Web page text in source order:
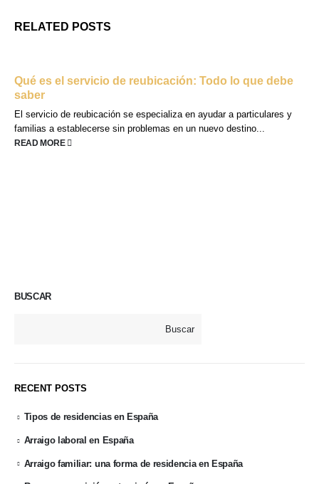
RELATED POSTS
Qué es el servicio de reubicación: Todo lo que debe
saber
El servicio de reubicación se especializa en ayudar a particulares y
familias a establecerse sin problemas en un nuevo destino...
READ MORE
BUSCAR
Buscar
RECENT POSTS
Tipos de residencias en España
Arraigo laboral en España
Arraigo familiar: una forma de residencia en España